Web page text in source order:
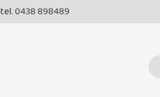
0438 898489